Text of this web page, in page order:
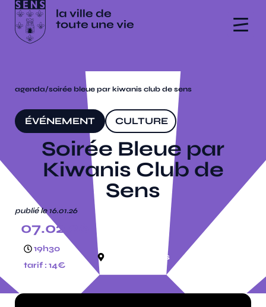
agenda/soirée bleue par kiwanis club de sens
ÉVÉNEMENT CULTURE
Soirée Bleue par
Kiwanis Club de
Sens
publié le 16.01.26
07.02.26
19h30
salle des fêtes
tarif : 14€